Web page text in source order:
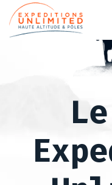
Aller
au
contenu